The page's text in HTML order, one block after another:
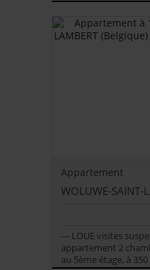
Appartement
WOLUWE-SAINT-
--- LOUE visites
appartement 2
au 5ème étage, à